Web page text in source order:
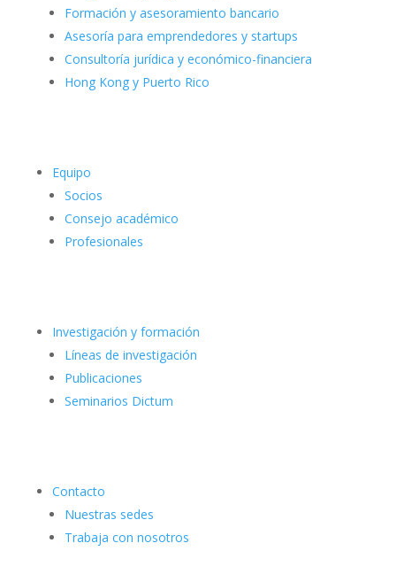
Formación y asesoramiento bancario
Asesoría para emprendedores y startups
Consultoría jurídica y económico-financiera
Hong Kong y Puerto Rico
Equipo
Socios
Consejo académico
Profesionales
Investigación y formación
Líneas de investigación
Publicaciones
Seminarios Dictum
Contacto
Nuestras sedes
Trabaja con nosotros